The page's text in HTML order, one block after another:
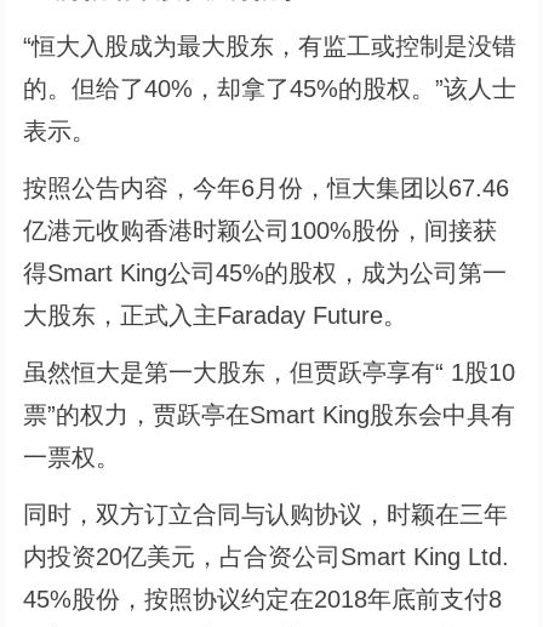
“恒大入股成为最大股东，有监工或控制是没错
的。但给了40%，却拿了45%的股权。”该人士
表示。
按照公告内容，今年6月份，恒大集团以67.46
亿港元收购香港时颖公司100%股份，间接获
得Smart King公司45%的股权，成为公司第一
大股东，正式入主Faraday Future。
虽然恒大是第一大股东，但贾跃亭享有“ 1股10
票”的权力，贾跃亭在Smart King股东会中具有
一票权。
同时，双方订立合同与认购协议，时颖在三年
内投资20亿美元，占合资公司Smart King Ltd.
45%股份，按照协议约定在2018年底前支付8